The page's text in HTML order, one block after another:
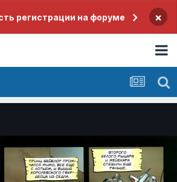
регистрации на форуме ×